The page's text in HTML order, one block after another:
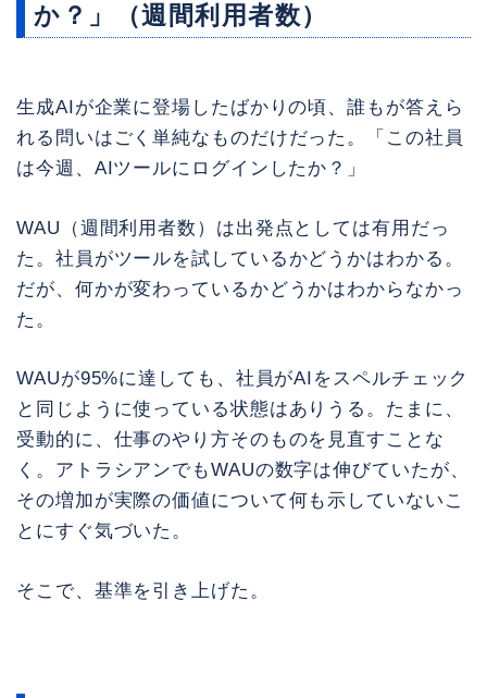
か？」（週間利用者数）
生成AIが企業に登場したばかりの頃、誰もが答えら
れる問いはごく単純なものだけだった。「この社員
は今週、AIツールにログインしたか？」
WAU（週間利用者数）は出発点としては有用だっ
た。社員がツールを試しているかどうかはわかる。
だが、何かが変わっているかどうかはわからなかっ
た。
WAUが95%に達しても、社員がAIをスペルチェック
と同じように使っている状態はありうる。たまに、
受動的に、仕事のやり方そのものを見直すことな
く。アトラシアンでもWAUの数字は伸びていたが、
その増加が実際の価値について何も示していないこ
とにすぐ気づいた。
そこで、基準を引き上げた。